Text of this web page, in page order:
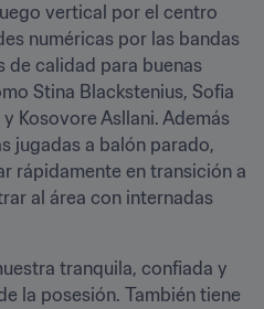
vertical por el centro
numéricas por las bandas
de calidad para buenas
Stina Blackstenius, Sofia
Kosovore Asllani. Además
jugadas a balón parado,
rápidamente en transición a
al área con internadas
tranquila, confiada y
la posesión. También tiene